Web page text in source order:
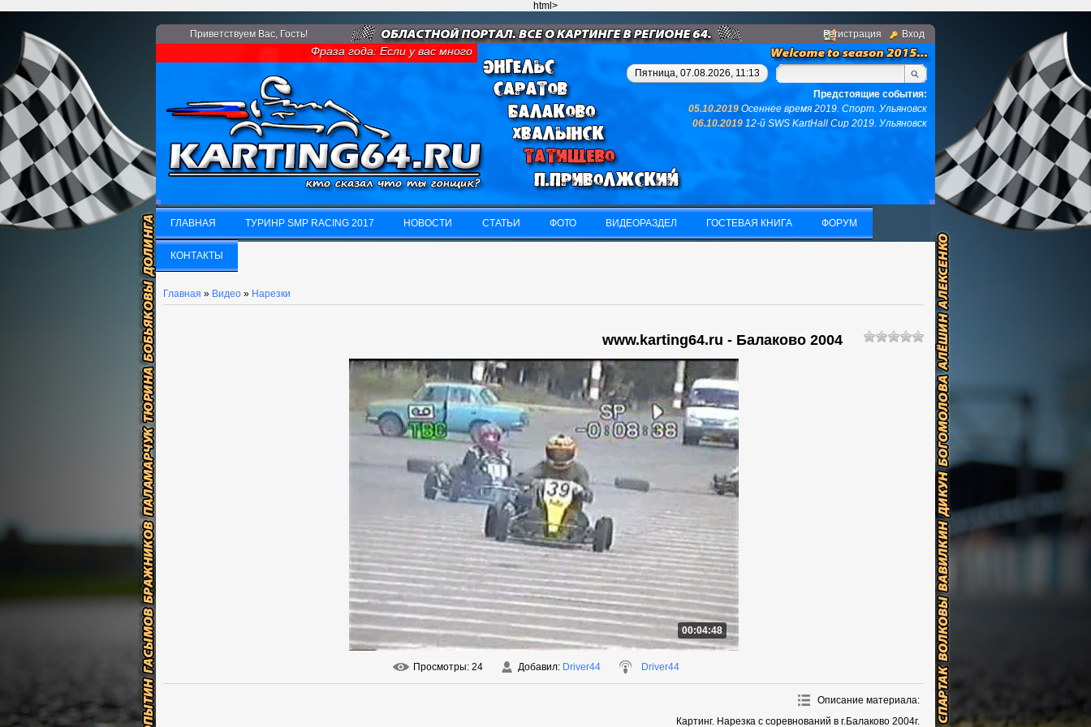
html>
Приветствуем Вас, Гость! Регистрация Вход
Фраза года: Если у вас много денег и свободного времени - займитесь картингом, у вас не останется ни того ни
Пятница, 07.08.2026, 11:13
Предстоящие события:
05.10.2019 Осеннее время 2019. Спорт. Ульяновск
06.10.2019 12-й SWS KartHall Cup 2019. Ульяновск
ГЛАВНАЯ
ГЛАВНАЯ
ТУРИНР SMP RACING 2017 НОВОСТИ СТАТЬИ ФОТО ВИДЕОРАЗДЕЛ ГОСТЕВАЯ КНИГА ФОРУМ
КОНТАКТЫ
КОНТАКТЫ
Главная » Видео » Нарезки
www.karting64.ru - Балаково 2004
00:04:48
Просмотры: 24 Добавил: Driver44 Driver44
Описание материала:
Картинг. Нарезка с соревнований в г.Балаково 2004г.